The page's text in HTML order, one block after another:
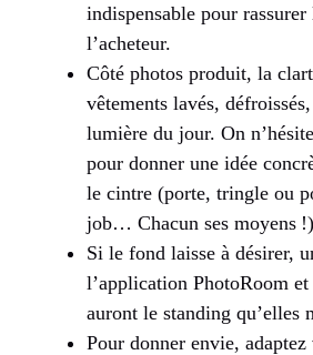
indispensable pour rassurer
l’acheteur.
Côté photos produit, la
vêtements lavés,
lumière du jour. On
pour donner une idée
le cintre (porte, tringle ou
job… Chacun ses moyens
Si le fond laisse à désirer,
l’application PhotoRoom
auront le standing qu’elles
Pour donner envie, adaptez